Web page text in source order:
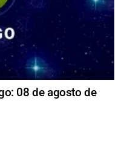
08 de agosto de